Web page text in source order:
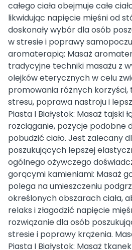
całego ciała obejmuje całe
likwidując napięcie mięśni od
doskonały wybór dla osób
w stresie i poprawy
aromaterapią: Masaż
tradycyjne techniki masażu z
olejków eterycznych w celu
promowania różnych korzyści,
stresu, poprawa nastroju i
Piasta I Białystok: Masaż tajski
rozciąganie, pozycje podobne
pobudzić ciało. Jest zalecany
poszukujących lepszej
ogólnego ożywczego
gorącymi kamieniami: Masaż
polega na umieszczeniu
określonych obszarach ciała,
relaks i złagodzić napięcie
rozwiązanie dla osób
stresie i poprawy krążenia.
Piasta I Białystok: Masaż